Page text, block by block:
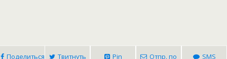
Поделиться Твитнуть Pin
Отпр. по
SMS